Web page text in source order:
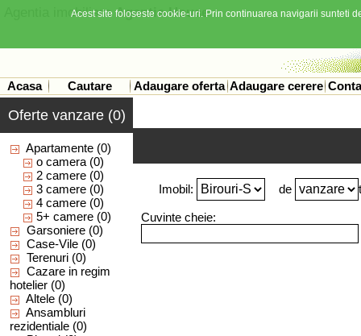
Agentia imobiliara Agentia House
Acasa Cautare Adaugare oferta Adaugare cerere
Oferte vanzare (0)
Apartamente (0)
o camera (0)
2 camere (0)
3 camere (0)
4 camere (0)
5+ camere (0)
Garsoniere (0)
Case-Vile (0)
Terenuri (0)
Cazare in regim
hotelier (0)
Altele (0)
Ansambluri
rezidentiale (0)
Imobil: de
Cuvinte cheie:
Acest site foloseste cookie-uri. Prin continuarea navigarii sunteti